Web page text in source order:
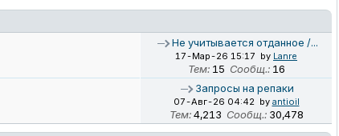
Не учитывается отданное /...
17-Мар-26 15:17 by Lanre
Тем:15 Сообщ.:16
Запросы на репаки
07-Авг-26 04:42 by antioil
Тем:4,213 Сообщ.:30,478